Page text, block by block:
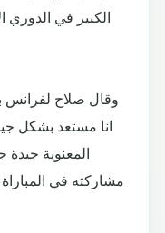
الكبير في الدوري
وقال صلاح لفرانس
انا مستعد بشكل
المعنوية
مشاركته في